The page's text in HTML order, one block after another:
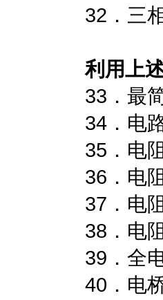
32．三
利用上
33
34．
35
36
37
38
39
40．